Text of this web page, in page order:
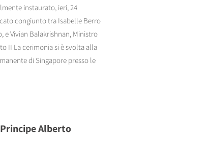
instaurato, ieri, 24
congiunto tra Isabelle Berro
e Vivian Balakrishnan, Ministro
II La cerimonia si è svolta alla
di Singapore presso le
Alberto